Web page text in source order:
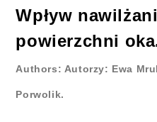
Wpływ
powierzchni
Authors: Autorzy: Ewa
Porwolik.